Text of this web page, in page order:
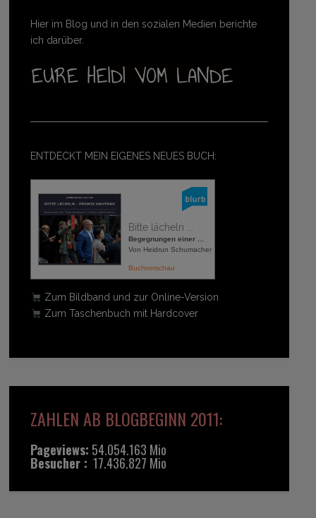
Hier im Blog und in den sozialen Medien berichte
ich darüber.
ENTDECKT MEIN EIGENES NEUES BUCH:
Bitte lächeln ...
Begegnungen einer ...
Von Heidrun Schumacher
Buchvorschau
Zum Bildband und zur Online-Version
Zum Taschenbuch mit Hardcover
ZAHLEN AB BLOGBEGINN 2011:
Pageviews: 54.054.163 Mio
Besucher : 17.436.827 Mio